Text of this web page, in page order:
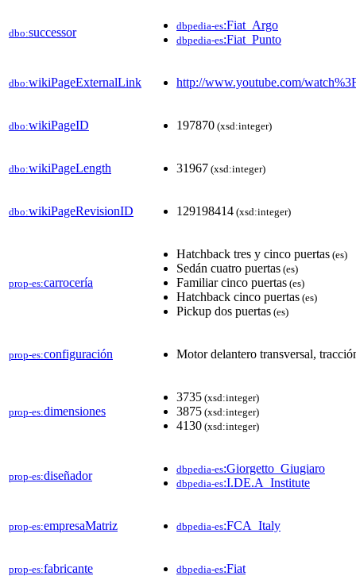
dbo:successor dbpedia-es:Fiat_Argo
dbpedia-es:Fiat_Punto
dbo:wikiPageExternalLink http://www.youtube.com/
dbo:wikiPageID 197870 (xsd:integer)
dbo:wikiPageLength 31967 (xsd:integer)
dbo:wikiPageRevisionID 129198414 (xsd:integer)
prop-es:carrocería
Hatchback tres y cinco puertas (es)
Sedán cuatro puertas (es)
Familiar cinco puertas (es)
Hatchback cinco puertas (es)
Pickup dos puertas (es)
prop-es:configuración Motor delantero transversal,
prop-es:dimensiones
3735 (xsd:integer)
3875 (xsd:integer)
4130 (xsd:integer)
prop-es:diseñador dbpedia-es:Giorgetto_Giugiaro
dbpedia-es:I.DE.A_Institute
prop-es:empresaMatriz dbpedia-es:FCA_Italy
prop-es:fabricante dbpedia-es:Fiat